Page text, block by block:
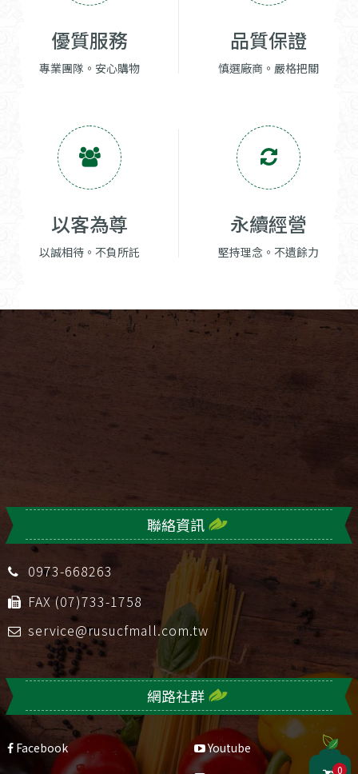
優質服務
專業團隊。安心購物
品質保證
慎選廠商。嚴格把關
以客為尊
以誠相待。不負所託
永續經營
堅持理念。不遺餘力
聯絡資訊
0973-668263
FAX (07)733-1758
service@rusucfmall.com.tw
網路社群
Facebook
Youtube
0